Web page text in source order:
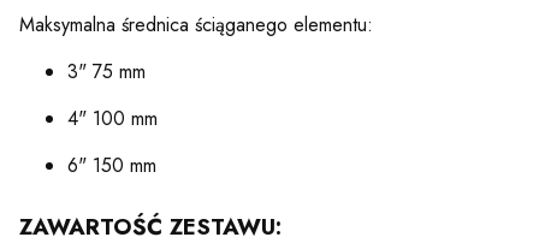
Maksymalna średnica ściąganego elementu:
3" 75 mm
4" 100 mm
6" 150 mm
ZAWARTOŚĆ ZESTAWU: